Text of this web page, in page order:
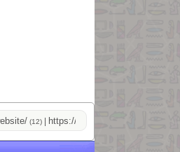
(12)|https://pussyshop.chaturbate.com/